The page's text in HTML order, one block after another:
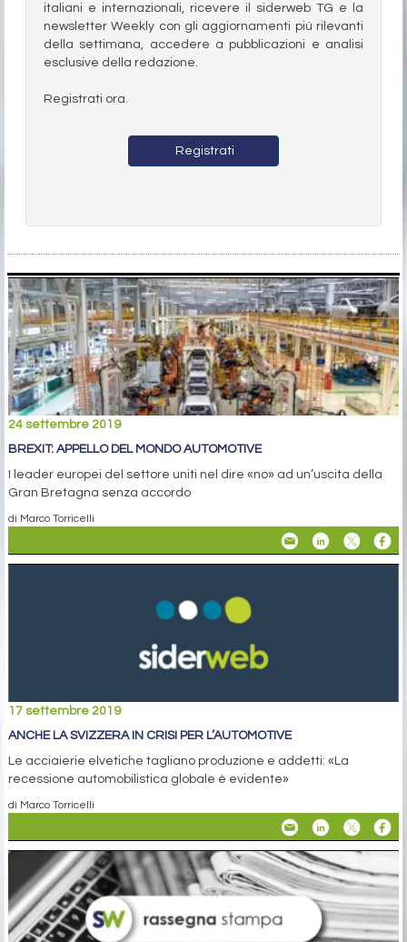
italiani e internazionali, ricevere il siderweb TG e la
newsletter Weekly con gli aggiornamenti più rilevanti
della settimana, accedere a pubblicazioni e analisi
esclusive della redazione.
Registrati ora.
Registrati
24 settembre 2019
BREXIT: APPELLO DEL MONDO AUTOMOTIVE
I leader europei del settore uniti nel dire «no» ad un’uscita della
Gran Bretagna senza accordo
di Marco Torricelli
17 settembre 2019
ANCHE LA SVIZZERA IN CRISI PER L’AUTOMOTIVE
Le acciaierie elvetiche tagliano produzione e addetti: «La
recessione automobilistica globale è evidente»
di Marco Torricelli